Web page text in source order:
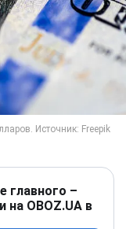
главного –
на OBOZ.UA в